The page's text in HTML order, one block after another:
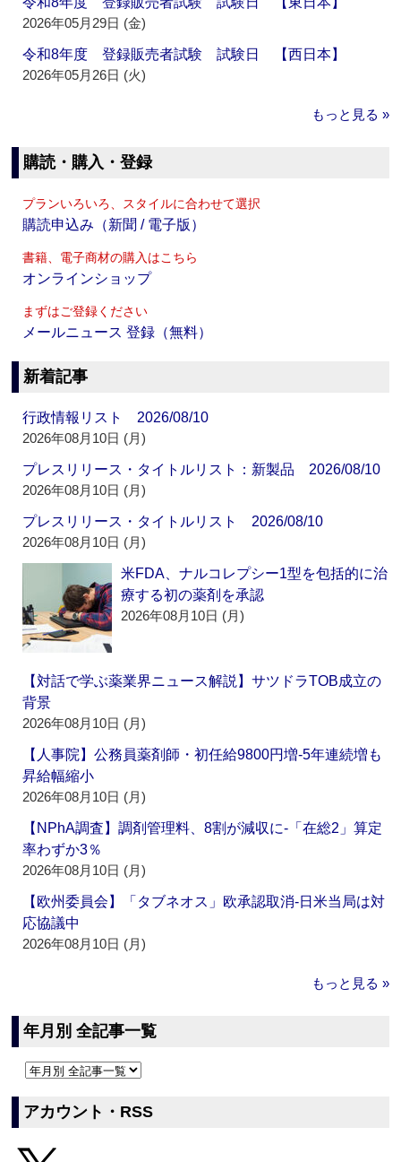
2026年05月29日 (金)
令和8年度 登録販売者試験 試験日 【西日本】
2026年05月26日 (火)
もっと見る »
購読・購入・登録
プランいろいろ、スタイルに合わせて選択
購読申込み（新聞 / 電子版）
書籍、電子商材の購入はこちら
オンラインショップ
まずはご登録ください
メールニュース 登録（無料）
新着記事
行政情報リスト 2026/08/10
2026年08月10日 (月)
プレスリリース・タイトルリスト：新製品 2026/08/10
2026年08月10日 (月)
プレスリリース・タイトルリスト 2026/08/10
2026年08月10日 (月)
米FDA、ナルコレプシー1型を包括的に治
療する初の薬剤を承認
2026年08月10日 (月)
【対話で学ぶ薬業界ニュース解説】サツドラTOB成立の
背景
2026年08月10日 (月)
【人事院】公務員薬剤師・初任給9800円増‐5年連続増も
昇給幅縮小
2026年08月10日 (月)
【NPhA調査】調剤管理料、8割が減収に‐「在総2」算定
率わずか3％
2026年08月10日 (月)
【欧州委員会】「タブネオス」欧承認取消‐日米当局は対
応協議中
2026年08月10日 (月)
もっと見る »
年月別 全記事一覧
アカウント・RSS